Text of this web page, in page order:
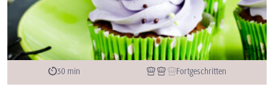
30 min Fortgeschritten